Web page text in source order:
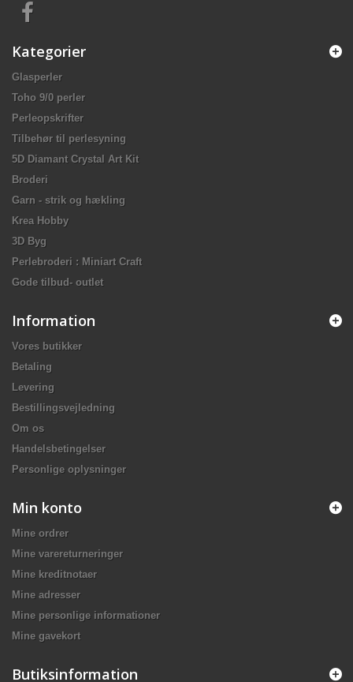
Kategorier
Glasperler
Toho 9/0 perler
Perleopskrifter
Tilbehør til perlesyning
5D Diamant Crystal Art Kit
Broderi
Garn - strik og hækling
Krea Hobby
3D Byg
Perlebroderi : Miniart Craft
Gode tilbud- outlet
Information
Vores butikker
Betaling
Levering
Bestillingsvejledning
Om os
Handelsbetingelser
Personlige oplysninger
Min konto
Mine ordrer
Mine varereturneringer
Mine kreditnotaer
Mine adresser
Mine personlige informationer
Mine gavekort
Butiksinformation